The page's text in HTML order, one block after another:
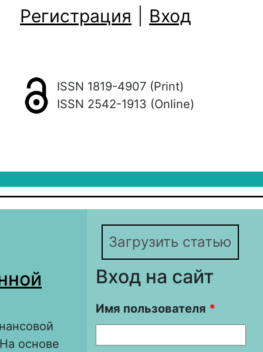
Регистрация
Вход
ISSN 1819-4907 (Print)
ISSN 2542-1913 (Online)
основе
Загрузить статью
Вход на сайт
Имя пользователя *